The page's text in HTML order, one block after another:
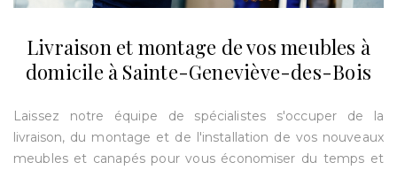
Livraison et montage de vos meubles à
domicile à Sainte-Geneviève-des-Bois
Laissez notre équipe de spécialistes s'occuper de la
livraison, du montage et de l'installation de vos nouveaux
meubles et canapés pour vous économiser du temps et